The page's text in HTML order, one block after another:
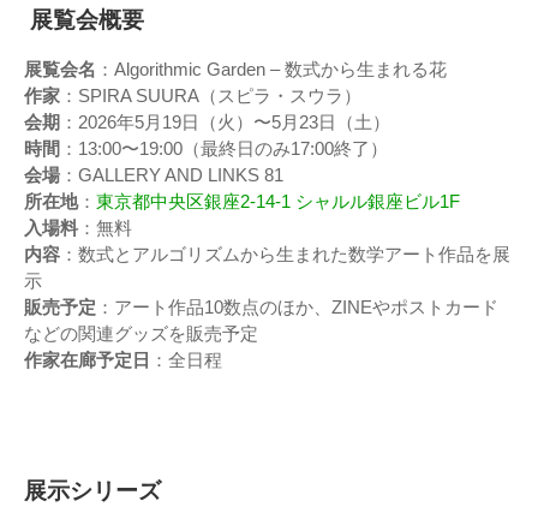
展覧会概要
展覧会名 ：Algorithmic Garden – 数式から生まれる花
作家 ：SPIRA SUURA（スピラ・スウラ）
会期 ：2026年5月19日（火）〜5月23日（土）
時間 ：13:00〜19:00（最終日のみ17:00終了）
会場 ：GALLERY AND LINKS 81
所在地： 東京都中央区銀座2-14-1 シャルル銀座ビル1F
入場料 ：無料
内容 ：数式とアルゴリズムから生まれた数学アート作品を展
示
販売予定 ：アート作品10数点のほか、ZINEやポストカード
などの関連グッズを販売予定
作家在廊予定日 ：全日程
展示シリーズ